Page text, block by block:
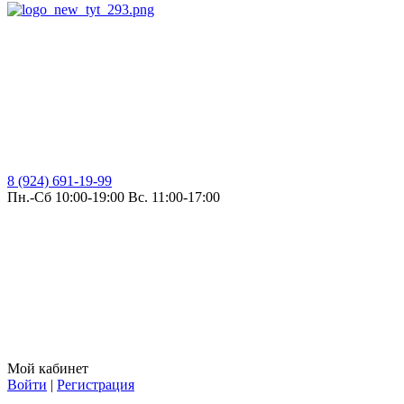
8 (924) 691-19-99
Пн.-Сб 10:00-19:00 Вс. 11:00-17:00
Мой кабинет
Войти | Регистрация